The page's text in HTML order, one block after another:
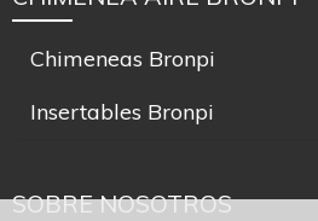
SOBRE NOSOTROS
C/ Irlanda, 45
926019553